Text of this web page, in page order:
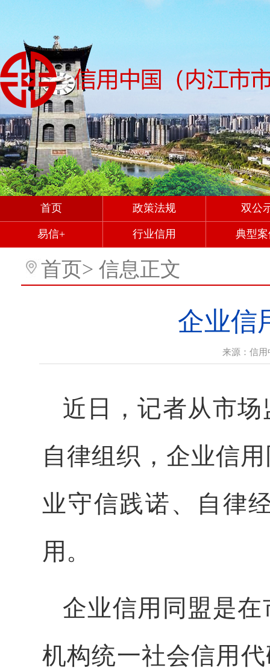
首页 政策法规 双公
易信+ 行业信用 典型
首页> 信息正文
企业信
来源： 信用
近日，记者从市
自律组织，企业信
业守信践诺、自律
用。
企业信用同盟是
机构统一社会信用